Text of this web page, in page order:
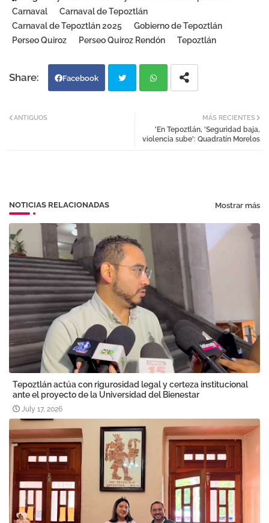
Carnaval
Carnaval de Tepoztlán
Carnaval de Tepoztlán 2025
Gobierno de Tepoztlán
Perseo Quiroz
Perseo Quiroz Rendón Tepoztlán
Facebook
atsa
MÁS RECIENTES
'En Tepoztlán, 'Seguridad baja,
violencia sube': Quadratín Morelos
ANTIGUOS
NOTICIAS RELACIONADAS Mostrar más
Tepoztlán actúa con rigurosidad legal y certeza institucional
ante el proyecto de la Universidad del Bienestar
July 17, 2026